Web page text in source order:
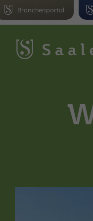
Branchenportal